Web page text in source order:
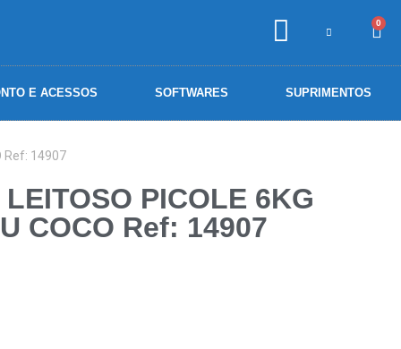
0
E ACESSOS SOFTWARES SUPRIMENTOS
Ref: 14907
PICOLE 6KG
COCO Ref: 14907